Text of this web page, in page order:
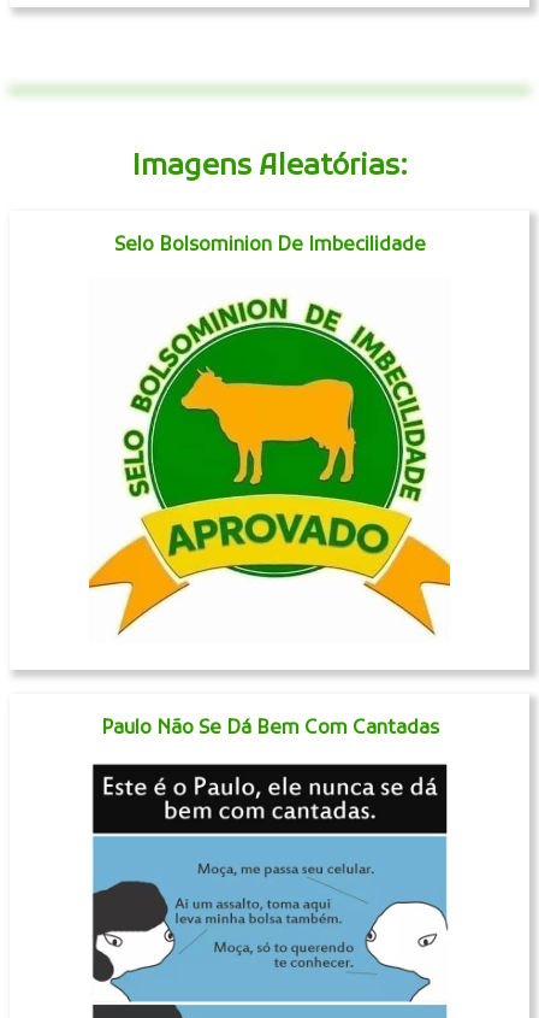
Imagens Aleatórias:
Selo Bolsominion De Imbecilidade
Paulo Não Se Dá Bem Com Cantadas